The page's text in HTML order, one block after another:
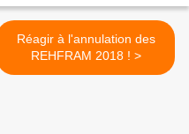
Réagir à l'annulation des
REHFRAM 2018 ! >